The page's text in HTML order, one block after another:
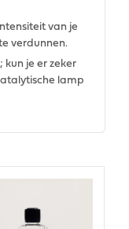
van je
verdunnen.
kun je er zeker
lamp